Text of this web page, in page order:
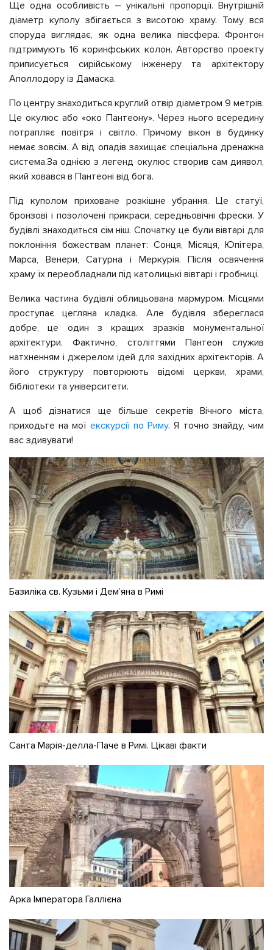
Ще одна особливість – унікальні пропорції. Внутрішній
діаметр куполу збігається з висотою храму. Тому вся
споруда виглядає, як одна велика півсфера. Фронтон
підтримують 16 коринфських колон. Авторство проекту
приписується сирійському інженеру та архітектору
Аполлодору із Дамаска.
По центру знаходиться круглий отвір діаметром 9 метрів.
Це окулюс або «око Пантеону». Через нього всередину
потрапляє повітря і світло. Причому вікон в будинку
немає зовсім. А від опадів захищає спеціальна дренажна
система.За однією з легенд окулюс створив сам диявол,
який ховався в Пантеоні від бога.
Під куполом приховане розкішне убрання. Це статуї,
бронзові і позолочені прикраси, середньовічні фрески. У
будівлі знаходиться сім ніш. Спочатку це були вівтарі для
поклоніння божествам планет: Сонця, Місяця, Юпітера,
Марса, Венери, Сатурна і Меркурія. Після освячення
храму їх переобладнали під католицькі вівтарі і гробниці.
Велика частина будівлі облицьована мармуром. Місцями
проступає цегляна кладка. Але будівля збереглася
добре, це один з кращих зразків монументальної
архітектури. Фактично, століттями Пантеон служив
натхненням і джерелом ідей для західних архітекторів. А
його структуру повторюють відомі церкви, храми,
бібліотеки та університети.
А щоб дізнатися ще більше секретів Вічного міста,
приходьте на мої екскурсії по Риму. Я точно знайду, чим
вас здивувати!
Базиліка св. Кузьми і Дем’яна в Римі
Санта Марія-делла-Паче в Римі. Цікаві факти
Арка Імператора Галлієна